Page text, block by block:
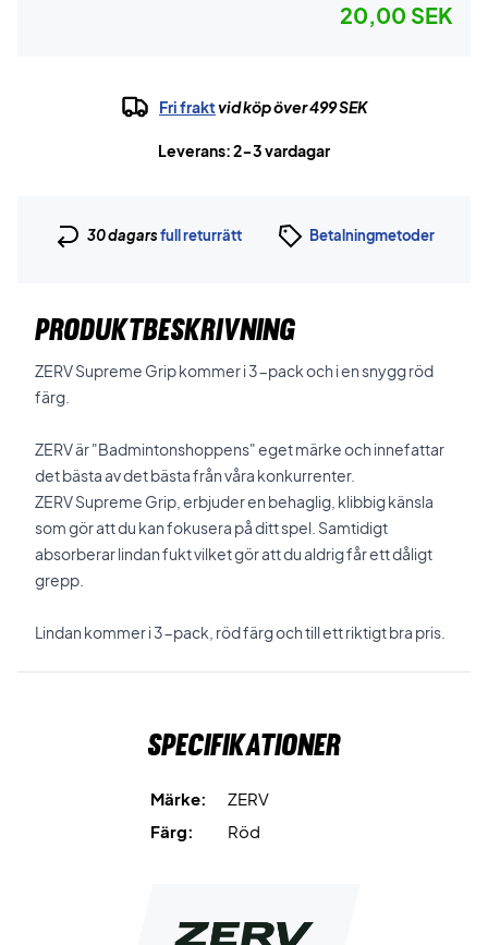
20,00 SEK
Fri fraktvid köp över 499 SEK
Leverans: 2-3 vardagar
30 dagarsfull returrätt Betalningmetoder
PRODUKTBESKRIVNING
ZERV Supreme Grip kommer i 3-pack och i en snygg röd
färg.
ZERV är "Badmintonshoppens" eget märke och innefattar
det bästa av det bästa från våra konkurrenter.
ZERV Supreme Grip, erbjuder en behaglig, klibbig känsla
som gör att du kan fokusera på ditt spel. Samtidigt
absorberar lindan fukt vilket gör att du aldrig får ett dåligt
grepp.
Lindan kommer i 3-pack, röd färg och till ett riktigt bra pris.
Specifikationer
Märke:
ZERV
Färg:
Röd